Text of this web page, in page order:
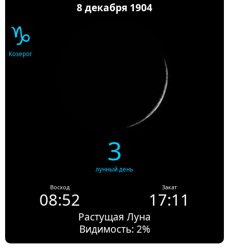
8 декабря 1904
♑
Козерог
3
лунный день
Восход
08:52
Закат
17:11
Растущая Луна
Видимость: 2%